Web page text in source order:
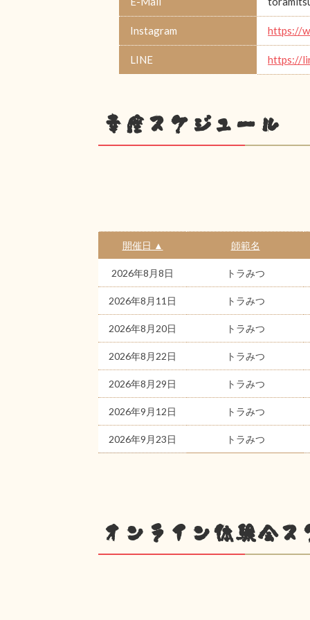
Instagram https://
LINE https://
幸座スケジュール
開催日 ▲ 師範名
2026年8月8日 トラみつ
2026年8月11日 トラみつ
2026年8月20日 トラみつ
2026年8月22日 トラみつ
2026年8月29日 トラみつ
2026年9月12日 トラみつ
2026年9月23日 トラみつ
オンライン体験会ス